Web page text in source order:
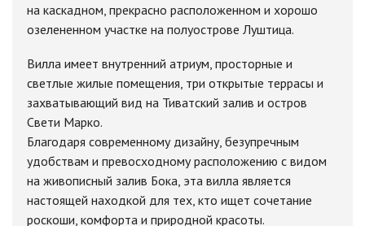
на каскадном, прекрасно расположенном и хорошо
озелененном участке на полуострове Луштица.
Вилла имеет внутренний атриум, просторные и
светлые жилые помещения, три открытые террасы и
захватывающий вид на Тиватский залив и остров
Свети Марко.
Благодаря современному дизайну, безупречным
удобствам и превосходному расположению с видом
на живописный залив Бока, эта вилла является
настоящей находкой для тех, кто ищет сочетание
роскоши, комфорта и природной красоты.